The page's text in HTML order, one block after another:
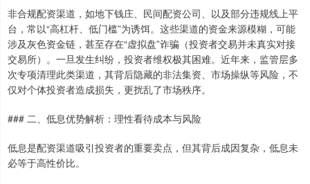
非合规配资渠道，如地下钱庄、民间配资公司、以及部分违规线上平
台，常以“高杠杆、低门槛”为诱饵。这些渠道的资金来源模糊，可能
涉及灰色资金链，甚至存在“虚拟盘”诈骗（投资者交易并未真实对接
交易所）。一旦发生纠纷，投资者维权极其困难。近年来，监管层多
次专项清理此类渠道，其背后隐藏的非法集资、市场操纵等风险，不
仅对个体投资者造成损失，更扰乱了市场秩序。
### 二、低息优势解析：理性看待成本与风险
低息是配资渠道吸引投资者的重要卖点，但其背后成因复杂，低息未
必等于高性价比。